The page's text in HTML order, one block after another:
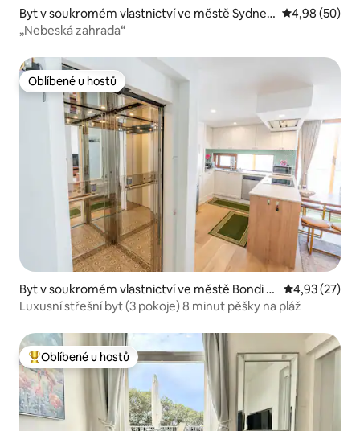
Byt v soukromém vlastnictví ve městě Sydney
Olympic Park
Průměrné
4,98 (50)
„Nebeská zahrada“
Oblíbené u hostů
Oblíbené u hostů
Byt v soukromém vlastnictví ve městě Bondi B
each
Průměrné
4,93 (27)
Luxusní střešní byt (3 pokoje) 8 minut pěšky na pláž
Nejlepší v kategorii Oblíbené u hostů
Oblíbené u hostů